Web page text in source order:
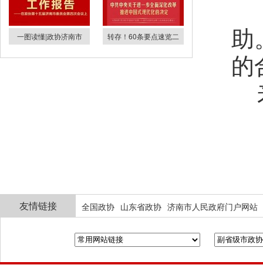
一图读懂|政协济南市 转存！60条要点速览二
助
的
友情链接 全国政协 山东省政协 济南市人民政府门户网站